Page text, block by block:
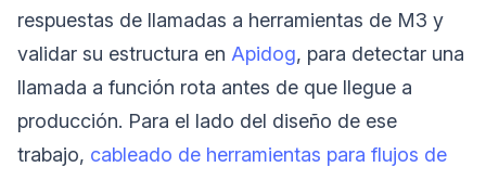
respuestas de llamadas a herramientas de M3 y
validar su estructura en Apidog, para detectar una
llamada a función rota antes de que llegue a
producción. Para el lado del diseño de ese
trabajo, cableado de herramientas para flujos de